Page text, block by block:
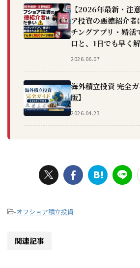
【2026年最新・注
ア投資の悪徳紹介者
チングアプリ・婚活
口と、1日でも早く
2026.06.07
海外積立投資 完全
版】
2026.04.23
-オフショア積立投資
関連記事